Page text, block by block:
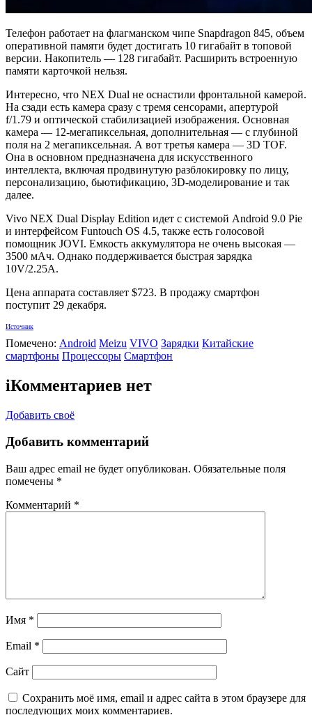
Телефон работает на флагманском чипе Snapdragon 845, объем
оперативной памяти будет достигать 10 гигабайт в топовой
версии. Накопитель — 128 гигабайт. Расширить встроенную
памяти карточкой нельзя.
Интересно, что NEX Dual не оснастили фронтальной камерой.
На сзади есть камера сразу с тремя сенсорами, апертурой
f/1.79 и оптической стабилизацией изображения. Основная
камера — 12-мегапиксельная, дополнительная — с глубиной
поля на 2 мегапиксельная. А вот третья камера — 3D TOF.
Она в основном предназначена для искусственного
интеллекта, включая продвинутую разблокировку по лицу,
персонализацию, бьютификацию, 3D-моделирование и так
далее.
Vivo NEX Dual Display Edition идет с системой Android 9.0 Pie
и интерфейсом Funtouch OS 4.5, также есть голосовой
помощник JOVI. Емкость аккумулятора не очень высокая —
3500 мАч. Однако поддерживается быстрая зарядка
10V/2.25A.
Цена аппарата составляет $723. В продажу смартфон
поступит 29 декабря.
Источник
Помечено: Android Meizu VIVO Зарядки Китайские
смартфоны Процессоры Смартфон
iКомментариев нет
Добавить своё
Добавить комментарий
Ваш адрес email не будет опубликован. Обязательные поля
помечены *
Комментарий *
Имя *
Email *
Сайт
Сохранить моё имя, email и адрес сайта в этом браузере для
последующих моих комментариев.